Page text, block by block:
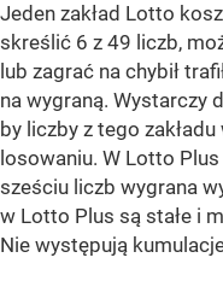
Jeden zakład Lotto
skreślić 6 z 49 liczb,
lub zagrać na chybił
na wygraną. Wystarczy
by liczby z tego
losowaniu. W Lotto
sześciu liczb wygrana
w Lotto Plus są stałe i
Nie występują